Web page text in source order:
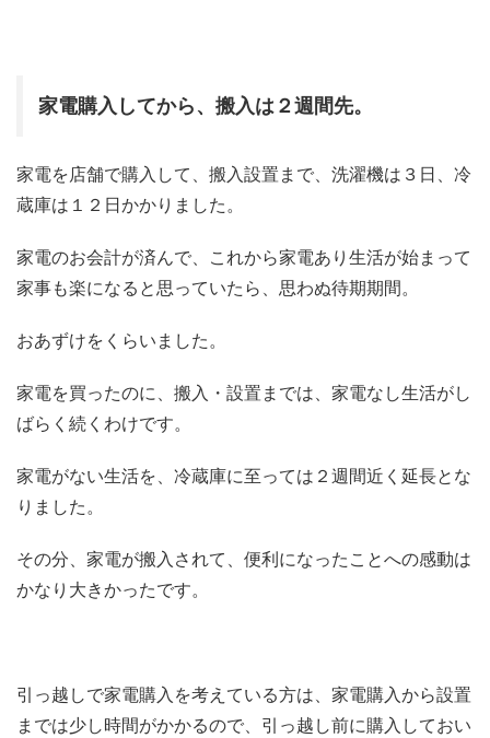
家電購入してから、搬入は２週間先。
家電を店舗で購入して、搬入設置まで、洗濯機は３日、冷
蔵庫は１２日かかりました。
家電のお会計が済んで、これから家電あり生活が始まって
家事も楽になると思っていたら、思わぬ待期期間。
おあずけをくらいました。
家電を買ったのに、搬入・設置までは、家電なし生活がし
ばらく続くわけです。
家電がない生活を、冷蔵庫に至っては２週間近く延長とな
りました。
その分、家電が搬入されて、便利になったことへの感動は
かなり大きかったです。
引っ越しで家電購入を考えている方は、家電購入から設置
までは少し時間がかかるので、引っ越し前に購入しておい